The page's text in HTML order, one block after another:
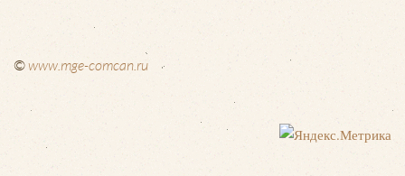
©www.mge-comcan.ru